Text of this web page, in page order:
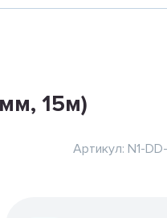
15м)
Артикул: N1-